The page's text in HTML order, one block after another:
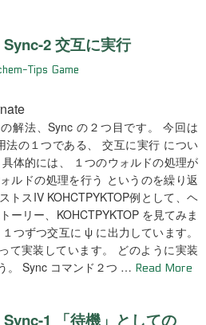
Sync-2 交互に実行
Tips Game
解法、Sync の２つ目です。 今回は
法の１つである、 交互に実行 につい
体的には、 １つのウォルドの処理が
ルドの処理を行う というのを繰り返
トスIV KOHCTPYKTOP例として、ヘ
ーリー、KOHCTPYKTOP を見てみま
つずつ交互に ψ に出力しています。
て実装しています。 どのように実装
。 Sync コマンド２つ … Read More
Sync-1 「待機」としての